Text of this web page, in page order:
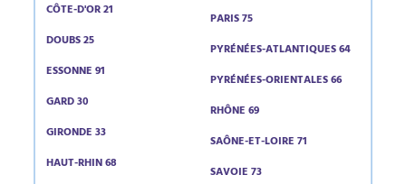
CÔTE-D'OR 21
DOUBS 25
ESSONNE 91
GARD 30
GIRONDE 33
HAUT-RHIN 68
PARIS 75
PYRÉNÉES-ATLANTIQUES 64
PYRÉNÉES-ORIENTALES 66
RHÔNE 69
SAÔNE-ET-LOIRE 71
SAVOIE 73